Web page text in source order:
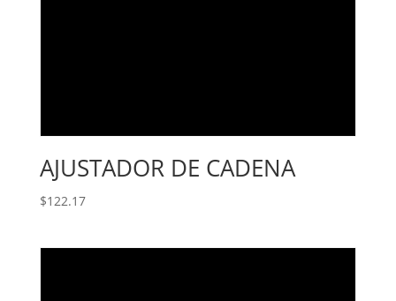
AJUSTADOR DE CADENA
$122.17